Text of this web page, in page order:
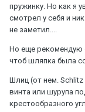
пружинку. Но как я
смотрел у себя и
не заметил....
Но еще рекомендую
чтоб шляпка была
Шлиц (от нем. Schlitz
винта или шурупа
крестообразного